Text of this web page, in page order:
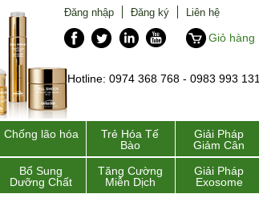
Đăng nhập Đăng ký
Liên hệ
Giỏ hàng
Hotline: 0974 368 768 - 0983 993 131
Chống lão hóa
Trẻ Hóa Tế
Bào
Giải Pháp
Giảm Cân
Bổ Sung
Dưỡng Chất
Tăng Cường
Miễn Dịch
Giải Pháp
Exosome